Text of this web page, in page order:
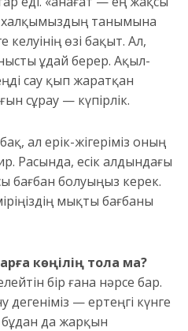
халқымыздың танымына
өзі бақыт. Ал,
Құдай берер. Ақыл-
сау қып жаратқан
сұрау — күпірлік.
ал ерік-жігеріміз оның
Расында, есік алдындағы
бағбан болуыңыз керек.
мықты бағбаны
көңілің тола ма?
бір ғана нәрсе бар.
дегеніміз — ертеңгі күнге
бұдан да жарқын